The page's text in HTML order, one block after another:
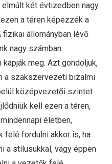
két évtizedben nagy
a téren képezzék a
állományban lévő
nagy számban
meg. Azt gondoljuk,
a szakszervezeti bizalmi
középvezetői szintet
kell ezen a téren,
életben,
felé fordulni akkor is, ha
a stílusukkal, vagy éppen